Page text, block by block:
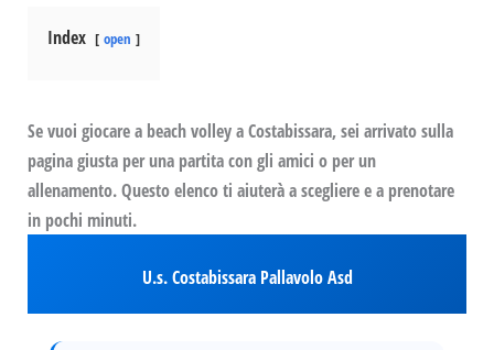
Index open
Se vuoi giocare a beach volley a Costabissara, sei arrivato sulla
pagina giusta per una partita con gli amici o per un
allenamento. Questo elenco ti aiuterà a scegliere e a prenotare
in pochi minuti.
U.s. Costabissara Pallavolo Asd